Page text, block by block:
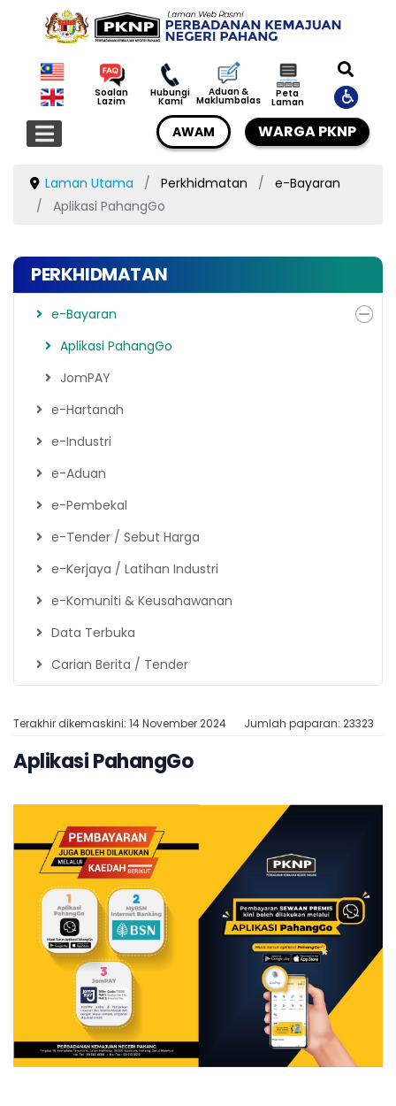
Soalan
Lazim
Hubungi
Kami
Aduan &
Maklumbalas
Peta
Laman
AWAM WARGA PKNP
Laman Utama Perkhidmatan
e-Bayaran
Aplikasi PahangGo
PERKHIDMATAN
e-Bayaran
Aplikasi PahangGo
JomPAY
e-Hartanah
e-Industri
e-Aduan
e-Pembekal
e-Tender / Sebut Harga
e-Kerjaya / Latihan Industri
e-Komuniti & Keusahawanan
Data Terbuka
Carian Berita / Tender
Terakhir dikemaskini: 14 November 2024 Jumlah paparan: 23323
Aplikasi PahangGo